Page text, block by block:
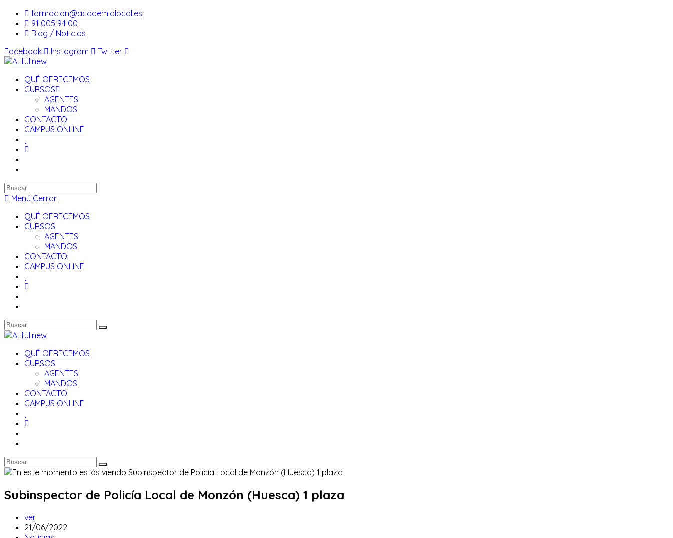
Saltar
contenido
formacion@academialocal.es
91 005 94 00
Blog / Noticias
Facebook
Instagram Twitter
QUÉ OFRECEMOS
CURSOS
AGENTES
MANDOS
CONTACTO
CAMPUS ONLINE
Buscar
en
web
Menú Cerrar
QUÉ OFRECEMOS
CURSOS
AGENTES
MANDOS
CONTACTO
CAMPUS ONLINE
QUÉ OFRECEMOS
CURSOS
AGENTES
MANDOS
CONTACTO
CAMPUS ONLINE
Subinspector de Policía Local de Monzón (Huesca) 1 plaza
Autor
de
ver
Publicación
21/06/2022